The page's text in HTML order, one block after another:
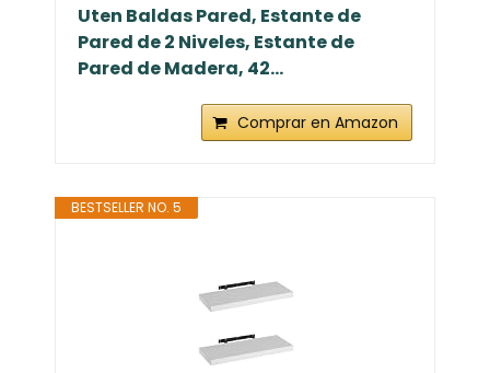
Uten Baldas Pared, Estante de
Pared de 2 Niveles, Estante de
Pared de Madera, 42...
Comprar en Amazon
BESTSELLER NO. 5